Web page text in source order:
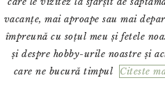
vacanțe, mai aproape sau mai
împreună cu soțul meu și fetele
și despre hobby-urile noastre și
care ne bucură timpul Citeste